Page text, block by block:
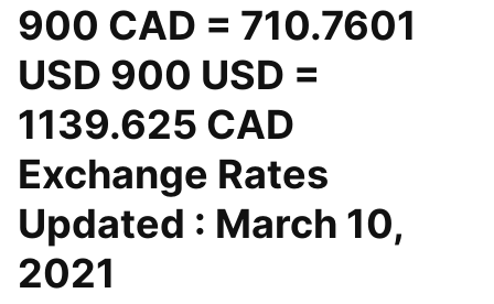
900 CAD = 710.7601
USD 900 USD =
1139.625 CAD
Exchange Rates
Updated : March 10,
2021